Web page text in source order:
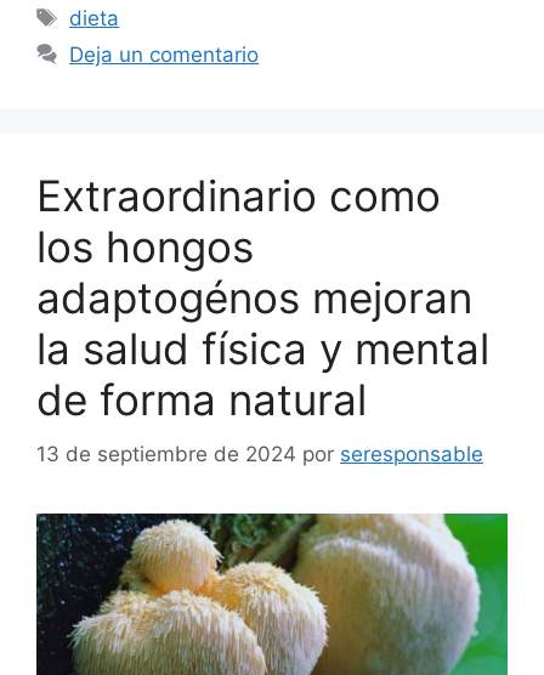
Etiquetas
dieta
Deja un comentario
Extraordinario como
los hongos
adaptogénos mejoran
la salud física y mental
de forma natural
13 de septiembre de 2024 por seresponsable